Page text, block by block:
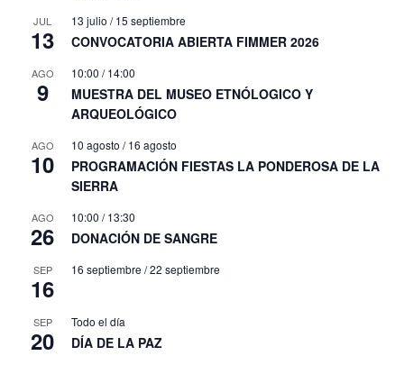
JUL
13
13 julio /15 septiembre
CONVOCATORIA ABIERTA FIMMER 2026
AGO
9
10:00 /14:00
MUESTRA DEL MUSEO ETNÓLOGICO Y
ARQUEOLÓGICO
AGO
10
10 agosto /16 agosto
PROGRAMACIÓN FIESTAS LA PONDEROSA DE LA
SIERRA
AGO
26
10:00 /13:30
DONACIÓN DE SANGRE
SEP
16
16 septiembre /22 septiembre
SEP
20
Todo el día
DÍA DE LA PAZ